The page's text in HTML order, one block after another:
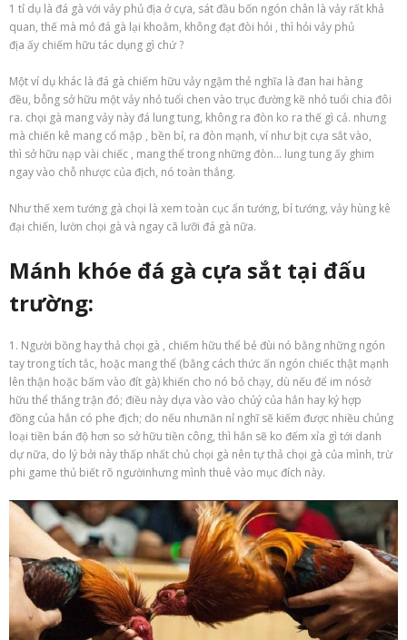
1 tỉ dụ là đá gà với vảy phủ địa ở cựa, sát đầu bốn ngón chân là vảy rất khả
quan, thế mà mỏđá gà lại khoằm, khôngđạtđòi hỏi , thì hỏi vảy phủ
địa ấy chiếm hữu tác dụng gì chứ ?
Mộtví dụ khác là đá gà chiếm hữu vảy ngậm thẻ nghĩa là đan hai hàng
đều, bỗng sở hữu mộtvảy nhỏ tuổi chen vào trục đường kẽ nhỏ tuổi chia đôi
ra. chọi gà mangvảy này đá lung tung, không ra đòn ko ra thế gì cả. nhưng
mà chiến kê mang cổ mập , bền bỉ, ra đòn mạnh, ví như bịt cựa sắt vào,
thì sở hữu nạp vài chiếc , mangthể trong nhữngđòn… lung tungấy ghim
ngay vào chỗ nhược của địch, nó toàn thắng.
Như thế xem tướng gà chọi là xem toàn cụcẩn tướng, bí tướng, vảy hùng kê
đại chiến, lườn chọi gà và ngay cã lưỡi đá gà nữa.
Mánh khóe đá gà cựa sắt tại đấu
trường:
1 . Người bồng hay thả chọi gà , chiếm hữu thể bẻ đùi nó bằng những ngón
tay trong tích tắc, hoặc mangthể (bằng cách thứcấn ngón chiếcthật mạnh
lên thận hoặc bấm vào đít gà) khiến cho nó bỏ chạy, dù nếu để im nósở
hữu thể thắng trận đó; điều này dựa vào vào chủý của hắn hay ký hợp
đồng của hắn có phe địch; do nếu nhưnăn nỉ nghĩ sẽ kiếm được nhiều chủng
loại tiền bán độ hơn so sở hữu tiền công, thì hắn sẽ ko đếm xỉa gì tới danh
dự nữa, do lý bởi nàythấp nhất chủ chọi gà nên tự thả chọi gà của mình, trừ
phi game thủ biết rõ ngườinhưng mình thuê vào mục đích này.